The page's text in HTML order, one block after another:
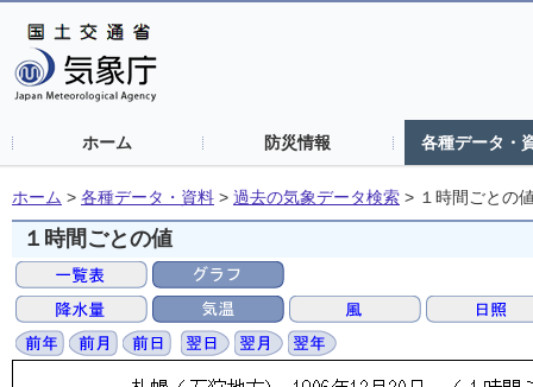
ホーム 防災情報 各種データ・
ホーム > 各種データ・資料 > 過去の気象データ検索 > １時間ごとの
１時間ごとの値